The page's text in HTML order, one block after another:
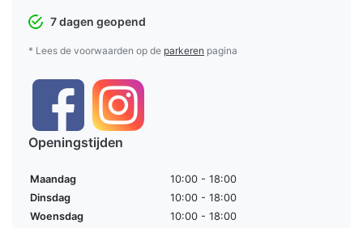
7 dagen geopend
* Lees de voorwaarden op de parkeren pagina
Openingstijden
Maandag
10:00 - 18:00
Dinsdag
10:00 - 18:00
Woensdag
10:00 - 18:00